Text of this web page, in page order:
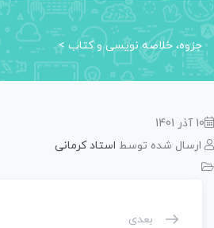
جزوه، خلاصه نویسی و کتاب>
10 آذر 1401
ارسال شده توسط استاد کرمانی
بعدی